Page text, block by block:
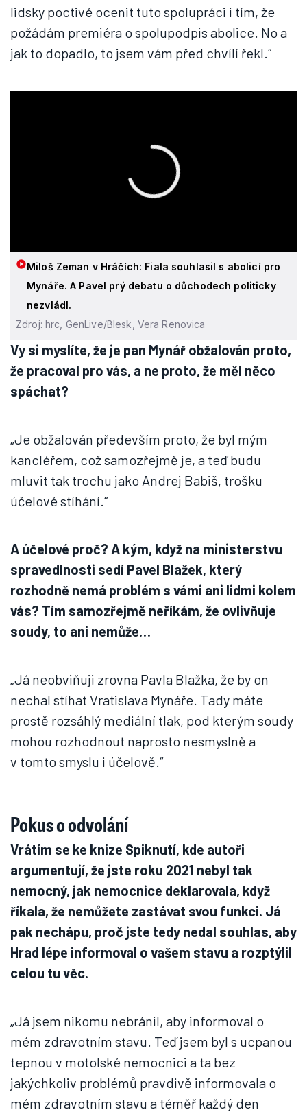
lidsky poctivé ocenit tuto spolupráci i tím, že
požádám premiéra o spolupodpis abolice. No a
jak to dopadlo, to jsem vám před chvílí řekl.“
Miloš Zeman v Hráčích: Fiala souhlasil s abolicí pro
Mynáře. A Pavel prý debatu o důchodech politicky
nezvládl.
Zdroj: hrc, GenLive/Blesk, Vera Renovica
Vy si myslíte, že je pan Mynář obžalován proto,
že pracoval pro vás, a ne proto, že měl něco
spáchat?
„Je obžalován především proto, že byl mým
kancléřem, což samozřejmě je, a teď budu
mluvit tak trochu jako Andrej Babiš, trošku
účelové stíhání.“
A účelové proč? A kým, když na ministerstvu
spravedlnosti sedí Pavel Blažek, který
rozhodně nemá problém s vámi ani lidmi kolem
vás? Tím samozřejmě neříkám, že ovlivňuje
soudy, to ani nemůže…
„Já neobviňuji zrovna Pavla Blažka, že by on
nechal stíhat Vratislava Mynáře. Tady máte
prostě rozsáhlý mediální tlak, pod kterým soudy
mohou rozhodnout naprosto nesmyslně a
v tomto smyslu i účelově.“
Pokus o odvolání
Vrátím se ke knize Spiknutí, kde autoři
argumentují, že jste roku 2021 nebyl tak
nemocný, jak nemocnice deklarovala, když
říkala, že nemůžete zastávat svou funkci. Já
pak nechápu, proč jste tedy nedal souhlas, aby
Hrad lépe informoval o vašem stavu a rozptýlil
celou tu věc.
„Já jsem nikomu nebránil, aby informoval o
mém zdravotním stavu. Teď jsem byl s ucpanou
tepnou v motolské nemocnici a ta bez
jakýchkoliv problémů pravdivě informovala o
mém zdravotním stavu a téměř každý den